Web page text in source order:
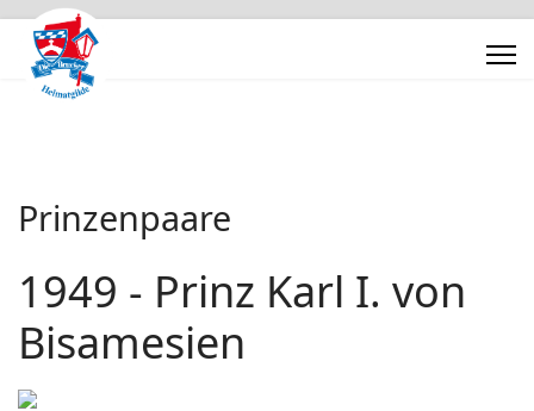
Prinzenpaare
1949 - Prinz Karl I. von
Bisamesien